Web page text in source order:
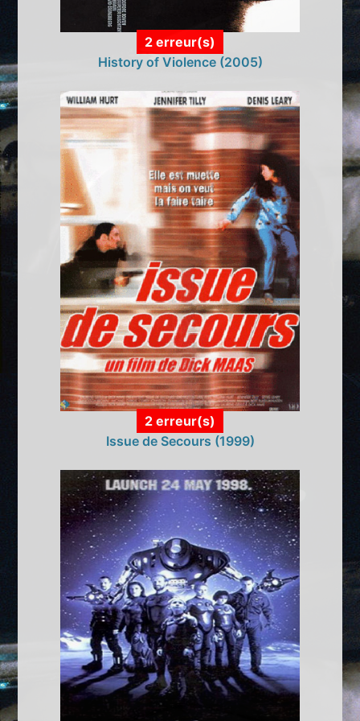
2 erreur(s)
History of Violence (2005)
2 erreur(s)
Issue de Secours (1999)